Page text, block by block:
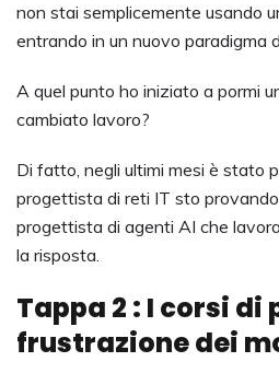
non stai semplicemente usando
entrando in un nuovo paradigma
A quel punto ho iniziato a pormi
cambiato lavoro?
Di fatto, negli ultimi mesi è stato
progettista di reti IT sto
progettista di agenti AI che
la risposta.
Tappa 2 : I corsi
frustrazione dei